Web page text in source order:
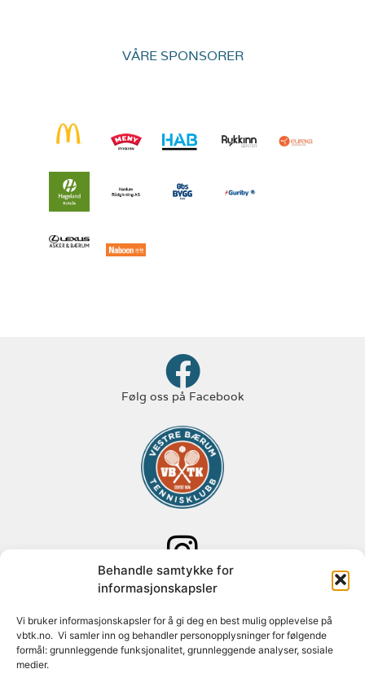
Behandle samtykke for
informasjonskapsler
Vi bruker informasjonskapsler for å gi deg en best mulig opplevelse på
vbtk.no. Vi samler inn og behandler personopplysninger for følgende
formål: grunnleggende funksjonalitet, grunnleggende analyser, sosiale
medier.
VÅRE SPONSORER
Følg oss på Facebook
Følg oss på Instagram
Adresse: Paal Bergs vei 125
1348 Rykkinn